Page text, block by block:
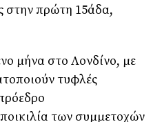
στην πρώτη 15άδα,
μήνα στο Λονδίνο, με
τυφλές
των συμμετοχών